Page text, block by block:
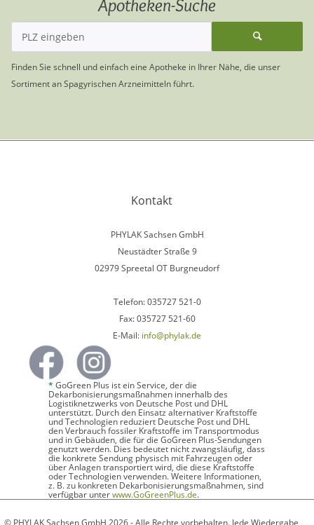
Apotheken-Suche
Finden Sie schnell und einfach eine Apotheke in Ihrer Nähe, die unser
Sortiment an Spagyrischen Arzneimitteln führt.
Kontakt
PHYLAK Sachsen GmbH
Neustädter Straße 9
02979 Spreetal OT Burgneudorf
Telefon: 035727 521-0
Fax: 035727 521-60
E-Mail: info@phylak.de
* GoGreen Plus ist ein Service, der die
Dekarbonisierungsmaßnahmen innerhalb des
Logistiknetzwerks von Deutsche Post und DHL
unterstützt. Durch den Einsatz alternativer Kraftstoffe
und Technologien reduziert Deutsche Post und DHL
den Verbrauch fossiler Kraftstoffe im Transportmodus
und in Gebäuden, die für die GoGreen Plus-Sendungen
genutzt werden. Dies bedeutet nicht zwangsläufig, dass
die konkrete Sendung physisch mit Fahrzeugen oder
über Anlagen transportiert wird, die diese Kraftstoffe
oder Technologien verwenden. Weitere Informationen,
z. B. zu konkreten Dekarbonisierungsmaßnahmen, sind
verfügbar unterwww.GoGreenPlus.de.